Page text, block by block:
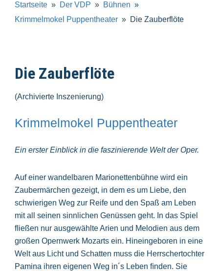
Startseite Der VDP
Bühnen
Krimmelmokel Puppentheater
Die Zauberflöte
Die Zauberflöte
(Archivierte Inszenierung)
Krimmelmokel Puppentheater
Ein erster Einblick in die faszinierende Welt der Oper.
Auf einer wandelbaren Marionettenbühne wird ein
Zaubermärchen gezeigt, in dem es um Liebe, den
schwierigen Weg zur Reife und den Spaß am Leben
mit all seinen sinnlichen Genüssen geht. In das Spiel
ﬂießen nur ausgewählte Arien und Melodien aus dem
großen Opernwerk Mozarts ein. Hineingeboren in eine
Welt aus Licht und Schatten muss die Herrschertochter
Pamina ihren eigenen Weg in´s Leben ﬁnden. Sie